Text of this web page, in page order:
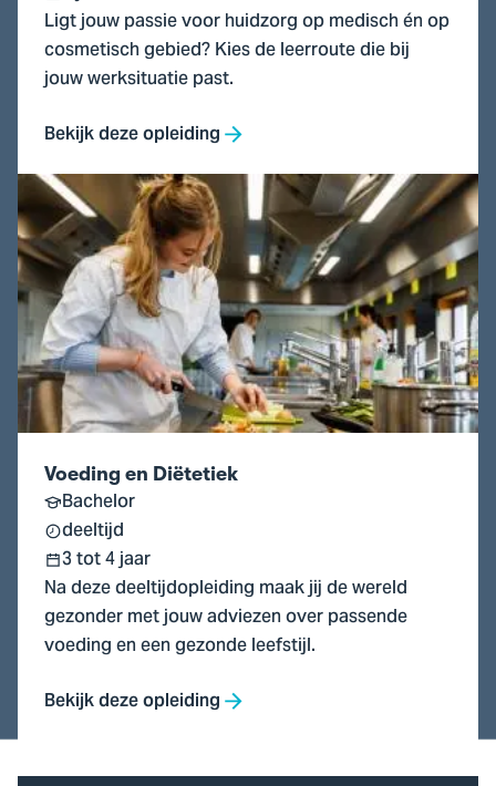
Ligt jouw passie voor huidzorg op medisch én op
cosmetisch gebied? Kies de leerroute die bij
jouw werksituatie past.
Bekijk deze opleiding
Ga
naar
Voeding
en
Diëtetiek
Voeding en Diëtetiek
Bachelor
deeltijd
3 tot 4 jaar
Na deze deeltijdopleiding maak jij de wereld
gezonder met jouw adviezen over passende
voeding en een gezonde leefstijl.
Bekijk deze opleiding